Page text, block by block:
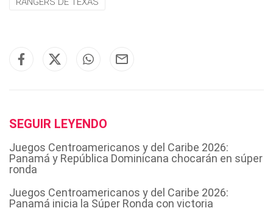
SEGUIR LEYENDO
Juegos Centroamericanos y del Caribe 2026:
Panamá y República Dominicana chocarán en súper
ronda
Juegos Centroamericanos y del Caribe 2026:
Panamá inicia la Súper Ronda con victoria